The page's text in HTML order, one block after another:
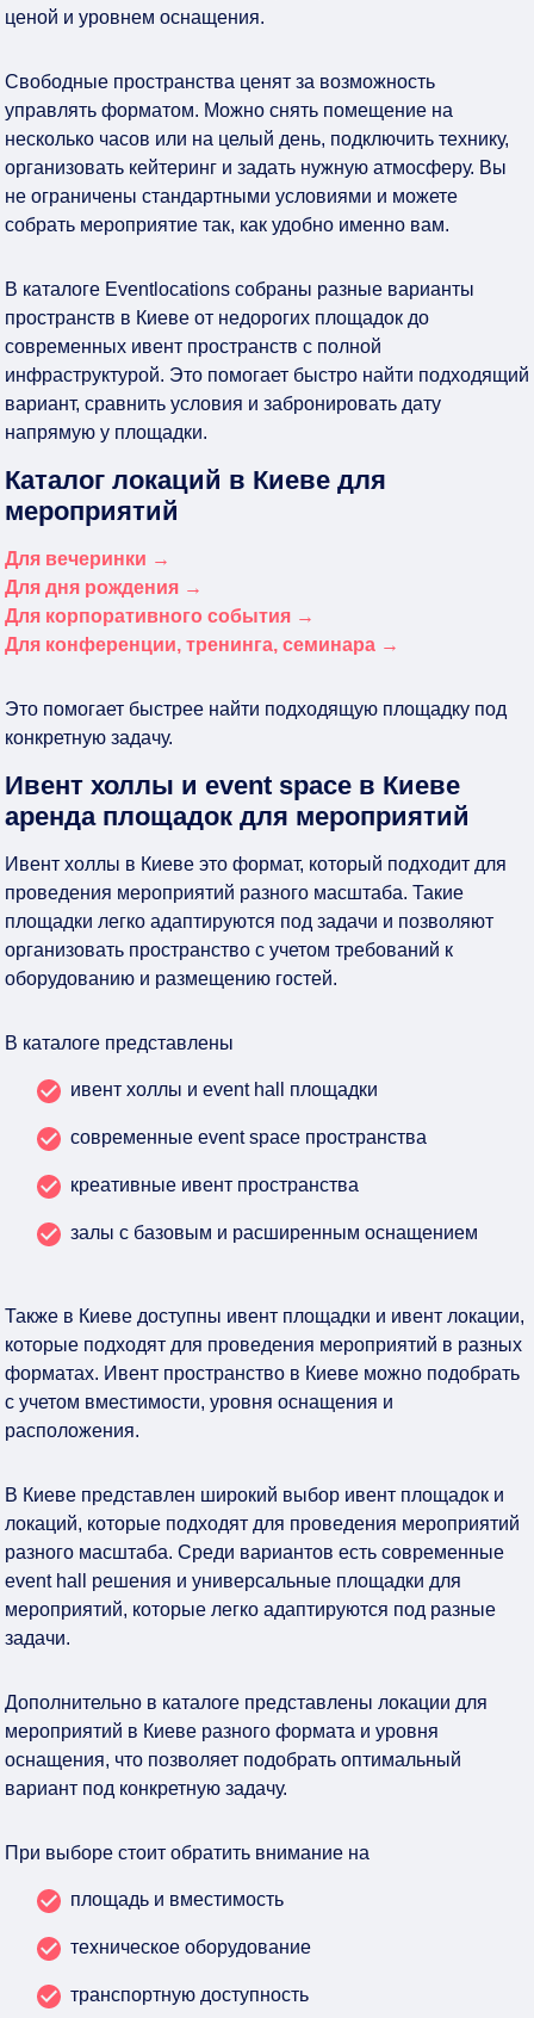
ценой и уровнем оснащения.
Свободные пространства ценят за возможность
управлять форматом. Можно снять помещение на
несколько часов или на целый день, подключить технику,
организовать кейтеринг и задать нужную атмосферу. Вы
не ограничены стандартными условиями и можете
собрать мероприятие так, как удобно именно вам.
В каталоге Eventlocations собраны разные варианты
пространств в Киеве от недорогих площадок до
современных ивент пространств с полной
инфраструктурой. Это помогает быстро найти подходящий
вариант, сравнить условия и забронировать дату
напрямую у площадки.
Каталог локаций в Киеве для
мероприятий
Для вечеринки →
Для дня рождения →
Для корпоративного события →
Для конференции, тренинга, семинара →
Это помогает быстрее найти подходящую площадку под
конкретную задачу.
Ивент холлы и event space в Киеве
аренда площадок для мероприятий
Ивент холлы в Киеве это формат, который подходит для
проведения мероприятий разного масштаба. Такие
площадки легко адаптируются под задачи и позволяют
организовать пространство с учетом требований к
оборудованию и размещению гостей.
В каталоге представлены
ивент холлы и event hall площадки
современные event space пространства
креативные ивент пространства
залы с базовым и расширенным оснащением
Также в Киеве доступны ивент площадки и ивент локации,
которые подходят для проведения мероприятий в разных
форматах. Ивент пространство в Киеве можно подобрать
с учетом вместимости, уровня оснащения и
расположения.
В Киеве представлен широкий выбор ивент площадок и
локаций, которые подходят для проведения мероприятий
разного масштаба. Среди вариантов есть современные
event hall решения и универсальные площадки для
мероприятий, которые легко адаптируются под разные
задачи.
Дополнительно в каталоге представлены локации для
мероприятий в Киеве разного формата и уровня
оснащения, что позволяет подобрать оптимальный
вариант под конкретную задачу.
При выборе стоит обратить внимание на
площадь и вместимость
техническое оборудование
транспортную доступность